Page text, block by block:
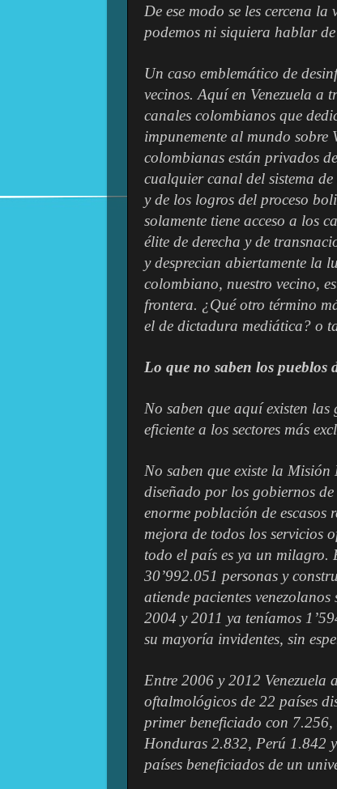
De ese modo se les cercena
podemos ni siquiera hablar
Un caso emblemático de
vecinos. Aquí en Venezuela a
canales colombianos que
impunemente al mundo sobre
colombianas están privados
cualquier canal del sistema
y de los logros del proceso
solamente tiene acceso a los
élite de derecha y de
y desprecian abiertamente la
colombiano, nuestro vecino,
frontera. ¿Qué otro término
el de dictadura mediática? o
Lo que no saben los pueblos
No saben que aquí existen las
eficiente a los sectores más
No saben que existe la
diseñado por los gobiernos
enorme población de escasos
mejora de todos los servicios
todo el país es ya un milagro.
30’992.051 personas y
atiende pacientes
2004 y 2011 ya teníamos
su mayoría invidentes, sin
Entre 2006 y 2012 Venezuela
oftalmológicos de 22 países
primer beneficiado con
Honduras 2.832, Perú 1.842
países beneficiados de un